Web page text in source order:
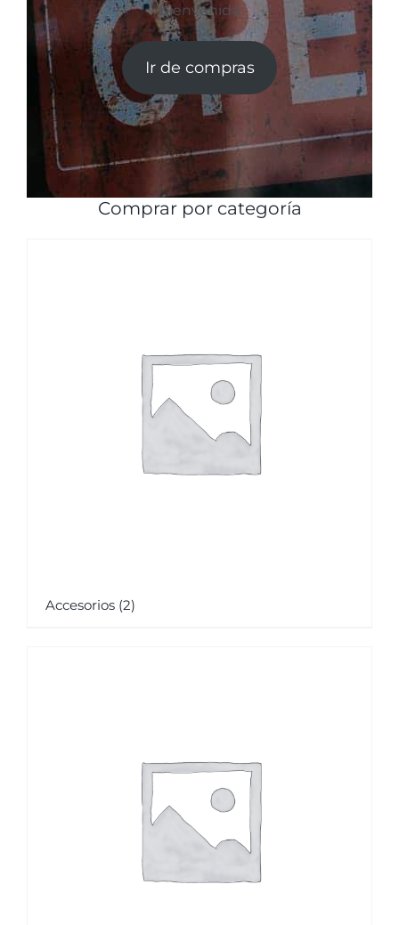
bienvenida
Ir de compras
Comprar por categoría
Accesorios (2)